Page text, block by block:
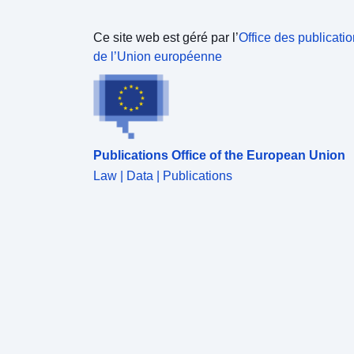
Ce site web est géré par l’Office des
de l’Union européenne
Publications Office of the European Union
Law | Data | Publications